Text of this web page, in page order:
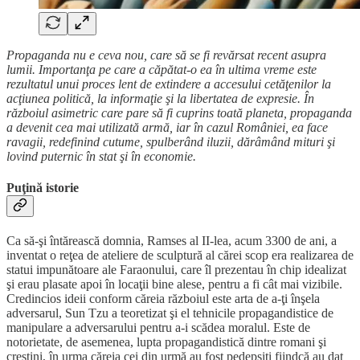
Propaganda nu e ceva nou, care să se fi revărsat recent asupra
lumii. Importanţa pe care a căpătat-o ea în ultima vreme este
rezultatul unui proces lent de extindere a accesului cetăţenilor la
acţiunea politică, la informaţie şi la libertatea de expresie. În
războiul asimetric care pare să fi cuprins toată planeta, propaganda
a devenit cea mai utilizată armă, iar în cazul României, ea face
ravagii, redefinind cutume, spulberând iluzii, dărâmând mituri şi
lovind puternic în stat şi în economie.
Puţină istorie
Ca să-şi întărească domnia, Ramses al II-lea, acum 3300 de ani, a
inventat o reţea de ateliere de sculptură al cărei scop era realizarea de
statui impunătoare ale Faraonului, care îl prezentau în chip idealizat
şi erau plasate apoi în locaţii bine alese, pentru a fi cât mai vizibile.
Credincios ideii conform căreia războiul este arta de a-ţi înşela
adversarul, Sun Tzu a teoretizat şi el tehnicile propagandistice de
manipulare a adversarului pentru a-i scădea moralul. Este de
notorietate, de asemenea, lupta propagandistică dintre romani şi
creştini, în urma căreia cei din urmă au fost pedepsiţi fiindcă au dat